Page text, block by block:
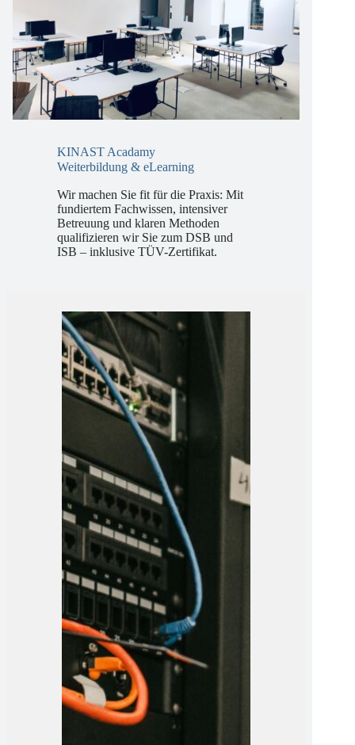
KINAST Acadamy
Wir machen Sie fit für die Praxis: Mit
fundiertem Fachwissen, intensiver
Betreuung und klaren Methoden
qualifizieren wir Sie zum DSB und